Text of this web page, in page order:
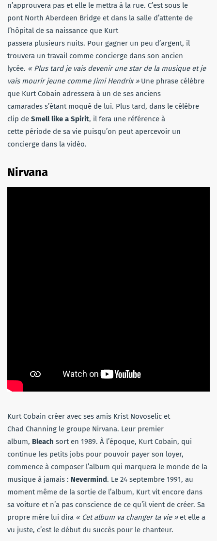
n’approuvera pas et elle le mettra à la rue. C’est sous le
pont North Aberdeen Bridge et dans la salle d’attente de
l’hôpital de sa naissance que Kurt
passera plusieurs nuits. Pour gagner un peu d’argent, il
trouvera un travail comme concierge dans son ancien
lycée. « Plus tard je vais devenir une star de la musique et je
vais mourir jeune comme Jimi Hendrix » Une phrase célèbre
que Kurt Cobain adressera à un de ses anciens
camarades s’étant moqué de lui. Plus tard, dans le célèbre
clip de Smell like a Spirit, il fera une référence à
cette période de sa vie puisqu’on peut apercevoir un
concierge dans la vidéo.
Nirvana
Kurt Cobain créer avec ses amis Krist Novoselic et
Chad Channing le groupe Nirvana. Leur premier
album, Bleach sort en 1989. À l’époque, Kurt Cobain, qui
continue les petits jobs pour pouvoir payer son loyer,
commence à composer l’album qui marquera le monde de la
musique à jamais : Nevermind. Le 24 septembre 1991, au
moment même de la sortie de l’album, Kurt vit encore dans
sa voiture et n’a pas conscience de ce qu’il vient de créer. Sa
propre mère lui dira « Cet album va changer ta vie » et elle a
vu juste, c’est le début du succès pour le chanteur.